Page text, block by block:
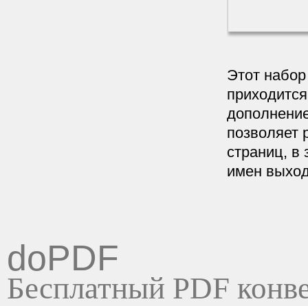
Этот
позволяет
страниц, в
имен
doPDF
Бесплатный PDF